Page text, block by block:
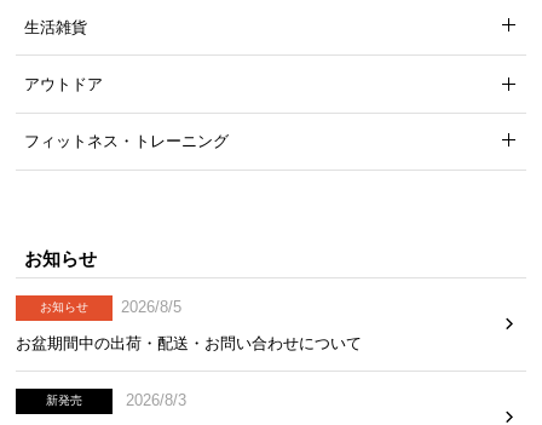
生活雑貨
アウトドア
フィットネス・トレーニング
お知らせ
お知らせ
2026/8/5
お盆期間中の出荷・配送・お問い合わせについて
新発売
2026/8/3